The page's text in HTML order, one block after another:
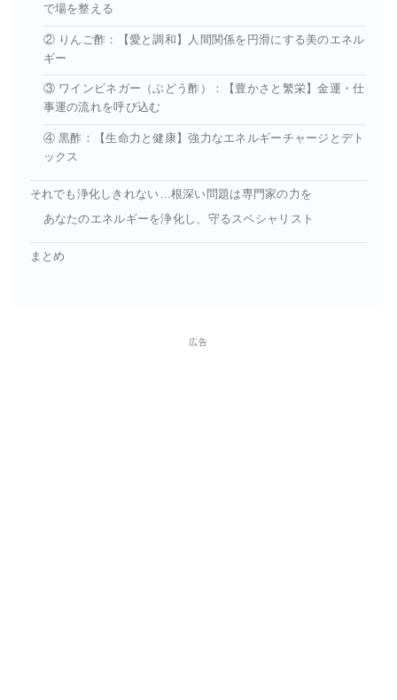
で場を整える
② りんご酢：【愛と調和】人間関係を円滑にする美のエネル
ギー
③ ワインビネガー（ぶどう酢）：【豊かさと繁栄】金運・仕
事運の流れを呼び込む
④ 黒酢：【生命力と健康】強力なエネルギーチャージとデト
ックス
それでも浄化しきれない…根深い問題は専門家の力を
あなたのエネルギーを浄化し、守るスペシャリスト
まとめ
広告